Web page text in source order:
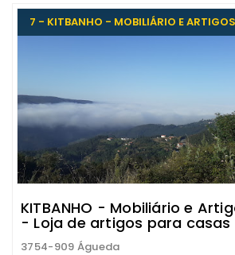
7 - KITBANHO - MOBILIÁRIO E
KITBANHO - Mobiliário e
- Loja de artigos para casas
3754-909 Águeda